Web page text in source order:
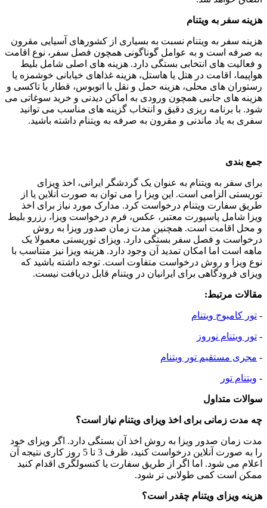
هزینه سفر به ویتنام
هزینه سفر به ویتنام نسبت به بسیاری از کشورهای آسیایی مقرون
به صرفه است و به عوامل گوناگونی همچون فصل سفر، نوع اقامت
و فعالیت ‌های انتخابی بستگی دارد. هزینه ‌های اصلی شامل بلیط
هواپیما، اقامت در هتل یا هاستل، هزینه غذاهای خیابانی خوشمزه یا
رستوران ‌های محلی، هزینه حمل ‌و نقل با اتوبوس، قطار یا تاکسی و
هزینه‌ های جانبی همچون ورودی به اماکن دیدنی و خرید سوغاتی می‌
شود. با برنامه‌ ریزی دقیق و انتخاب گزینه‌ های مناسب می ‌توانید
سفری به یاد ماندنی و مقرون به صرفه به ویتنام داشته باشید.
جمع بندی
برای سفر به ویتنام به عنوان یک گردشگر ایرانی، اخذ ویزای
توریستی الزامی است. این ویزا را می ‌توان به صورت آنلاین یا از
طریق سفارت ویتنام درخواست کرد. مدارک مورد نیاز برای اخذ
ویزا شامل پاسپورت معتبر، عکس، فرم درخواست ویزا، رزرو بلیط
و محل اقامت است. همچنین مدت زمان صدور ویزا به روش
درخواست و فصل سفر بستگی دارد. ویزای توریستی معمولا یک
ماهه است اما امکان تمدید آن وجود دارد. هزینه ویزا نیز متناسب با
نوع ویزا و روش درخواست متفاوت است. توجه داشته باشید که
ویزای فرودگاهی برای ایرانیان در ویتنام قابل دریافت نیست.
مقالات مرتبط:
- تور کامبوج ویتنام
- تور ویتنام نوروز
- مجری مستقیم تور ویتنام
- ویتنام تور
سوالات متداول
چه مدت زمانی برای اخذ ویزای ویتنام نیاز است؟
مدت زمان صدور ویزا به روش اخذ آن بستگی دارد. اگر ویزای خود
را به صورت آنلاین درخواست کنید، ظرف 3 تا 5 روز کاری نتیجه آن
اعلام می ‌شود. اما اگر از طریق سفارت یا کنسولگری اقدام کنید
ممکن است کمی طولانی ‌تر شود.
هزینه ویزای ویتنام چقدر است؟